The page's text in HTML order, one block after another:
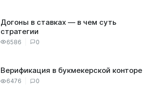
6586 0
Догоны в ставках — в чем суть
стратегии
6476 0
Верификация в букмекерской конторе